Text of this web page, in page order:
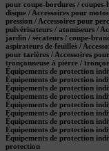
pour coupe-bordures / coupes-
disque / Accessoires pour
pression / Accessoires pour
pulvérisateurs / atomiseurs /
jardin / sécateurs / coupe-
aspirateurs de feuilles /
pour tarières / Accessoires
tronçonneuse à pierre /
Équipements de protection
Équipements de protection
Équipements de protection
Équipements de protection
Équipements de protection
Équipements de protection
Équipements de protection
Équipements de protection
Équipements de protection
protection